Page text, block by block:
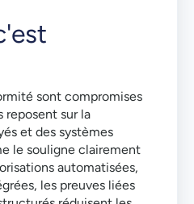
sont compromises
reposent sur la
et des systèmes
le souligne clairement
automatisées,
les preuves liées